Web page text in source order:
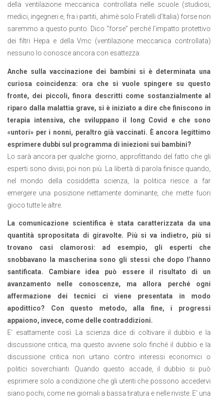
della ventilazione meccanica controllata nelle scuole (studiosi,
medici, ingegneri e, fra i partiti, ahimè solo Fratelli d’Italia) forse non
saremmo a questo punto. Dico “forse” perché l’impatto protettivo
dei filtri Hepa e della Vmc (ventilazione meccanica controllata)
nessuno lo conosce ancora con esattezza.
Anche sulla vaccinazione dei bambini si è determinata una
curiosa coincidenza: ora che si vuole spingere su questo
fronte, dei piccoli, finora descritti come sostanzialmente al
riparo dalla malattia grave, si è iniziato a dire che finiscono in
terapia intensiva, che sviluppano il long Covid e che sono
«untori» per i nonni, peraltro già vaccinati. È ancora legittimo
esprimere dubbi sul programma di iniezioni sui bambini?
Lo sarà ancora per qualche giorno, approfittando del fatto che gli
esperti sono divisi, poi non più. La libertà di parola finisce quando,
nel mondo della cosiddetta scienza, la politica riesce a far
emergere una posizione nettamente dominante, che mette fuori
gioco tutte le altre.
La comunicazione scientifica è stata caratterizzata da una
quantità spropositata di giravolte. Più si va indietro, più si
trovano casi clamorosi: ad esempio, gli esperti che
snobbavano la mascherina sono gli stessi che dopo l’hanno
santificata. Cambiare idea può essere il risultato di un
avanzamento nelle conoscenze, ma allora perché ogni
affermazione dei tecnici ci viene presentata in modo
apodittico? Con questo metodo, alla fine, i progressi
appaiono, invece, come delle contraddizioni.
E’ esattamente così. La scienza dice di coltivare il dubbio e la
discussione critica, ma questo avviene solo finché il dubbio e la
discussione critica non urtano contro interessi economici o
politici soverchianti. Quando questo accade, il dubbio si può
esprimere solo a condizione che gli utenti che possono accedervi
siano pochi, come nei giornali a bassa tiratura e nelle riviste. E’ una